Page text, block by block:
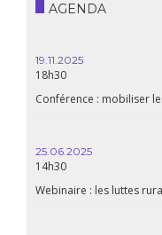
AGENDA
19.11.2025
18h30
Conférence : mobiliser
25.06.2025
14h30
Webinaire : les luttes